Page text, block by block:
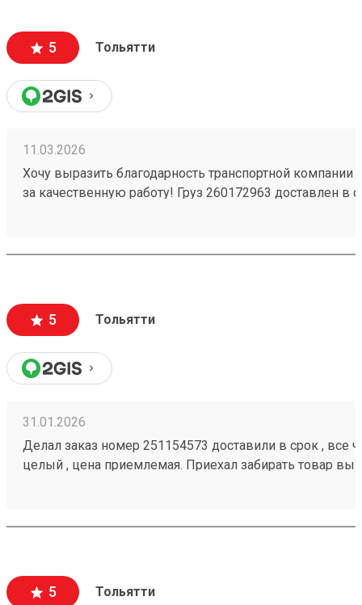
5 Тольятти
11.03.2026
Хочу выразить благодарность транспортной компании
за качественную работу! Груз 260172963 доставлен в
5 Тольятти
31.01.2026
Делал заказ номер 251154573 доставили в срок , все
целый , цена приемлемая. Приехал забирать товар
5 Тольятти